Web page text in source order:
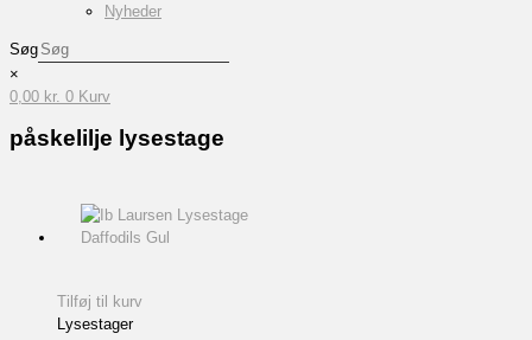
Nyheder
Søg
×
0,00 kr. 0 Kurv
påskelilje lysestage
Tilføj til kurv
Lysestager